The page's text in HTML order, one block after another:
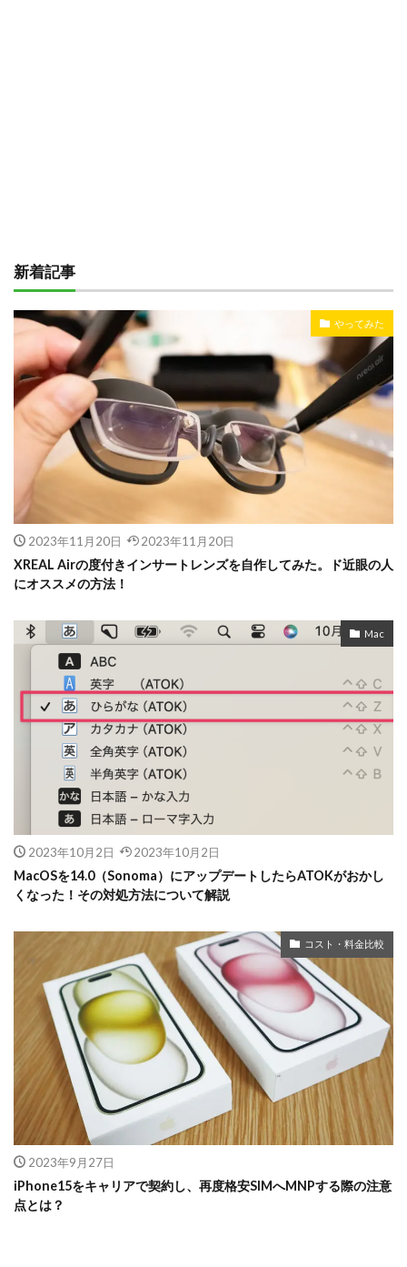
新着記事
やってみた
2023年11月20日 2023年11月20日
XREAL Airの度付きインサートレンズを自作してみた。ド近眼の人
にオススメの方法！
Mac
2023年10月2日 2023年10月2日
MacOSを14.0（Sonoma）にアップデートしたらATOKがおかし
くなった！その対処方法について解説
コスト・料金比較
2023年9月27日
iPhone15をキャリアで契約し、再度格安SIMへMNPする際の注意
点とは？